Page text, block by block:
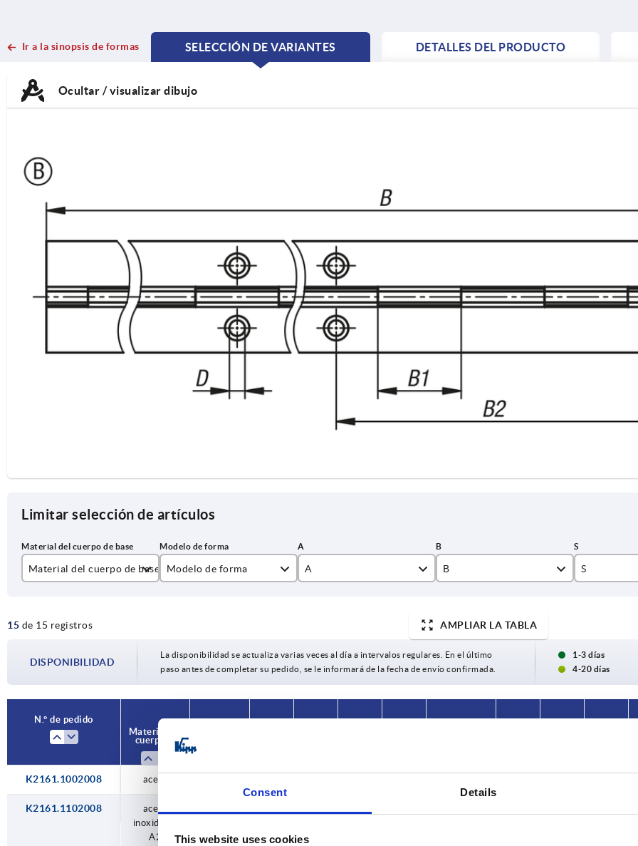
Consent Details
This website uses cookies
Ir a la sinopsis de formas
SELECCIÓN DE VARIANTES
CURRENT
CURRENT
DETALLES DEL PRODUCTO
Ocultar / visualizar dibujo
Limitar selección de artículos
Material del cuerpo de base
acero inoxidable A2
Modelo de forma A
30
35
B
2040
S
1,2
1,5
15 de 15 registros AMPLIAR LA TABLA
DISPONIBILIDAD
La disponibilidad se actualiza varias veces al día a intervalos regulares. En el último
paso antes de completar su pedido, se le informará de la fecha de envío confirmada.
1-3 días
4-20 días
N.° de pedido
Material del
cuerpo de
K2161.1002008 acero
K2161.1102008
acero
inoxidable
A2